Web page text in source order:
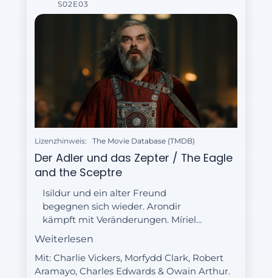
S02E03
Lizenzhinweis: The Movie Database (TMDB)
Der Adler und das Zepter / The Eagle
and the Sceptre
Isildur und ein alter Freund
begegnen sich wieder. Arondir
kämpft mit Veränderungen. Míriel
sieht sich mit wachsendem
berät Celebrimbor.
Weiterlesen
Mit: Charlie Vickers, Morfydd Clark, Robert
Aramayo, Charles Edwards & Owain Arthur.